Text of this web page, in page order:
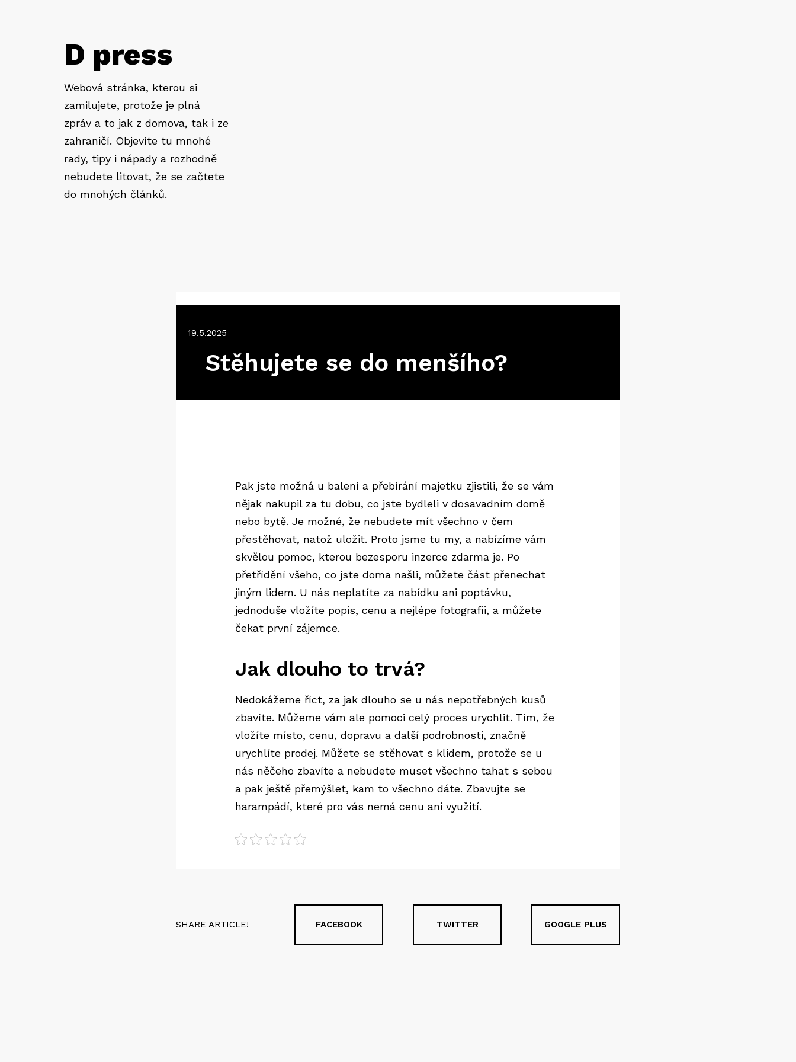
D press
Webová stránka, kterou si
zamilujete, protože je plná
zpráv a to jak z domova, tak i ze
zahraničí. Objevíte tu mnohé
rady, tipy i nápady a rozhodně
nebudete litovat, že se začtete
do mnohých článků.
19.5.2025
Stěhujete se do menšího?
Pak jste možná u balení a přebírání majetku zjistili, že se vám
nějak nakupil za tu dobu, co jste bydleli v dosavadním domě
nebo bytě. Je možné, že nebudete mít všechno v čem
přestěhovat, natož uložit. Proto jsme tu my, a nabízíme vám
skvělou pomoc, kterou bezesporu inzerce zdarma je. Po
přetřídění všeho, co jste doma našli, můžete část přenechat
jiným lidem. U nás neplatíte za nabídku ani poptávku,
jednoduše vložíte popis, cenu a nejlépe fotografii, a můžete
čekat první zájemce.
Jak dlouho to trvá?
Nedokážeme říct, za jak dlouho se u nás nepotřebných kusů
zbavíte. Můžeme vám ale pomoci celý proces urychlit. Tím, že
vložíte místo, cenu, dopravu a další podrobnosti, značně
urychlíte prodej. Můžete se stěhovat s klidem, protože se u
nás něčeho zbavíte a nebudete muset všechno tahat s sebou
a pak ještě přemýšlet, kam to všechno dáte. Zbavujte se
harampádí, které pro vás nemá cenu ani využití.
SHARE ARTICLE! FACEBOOK TWITTER GOOGLE PLUS